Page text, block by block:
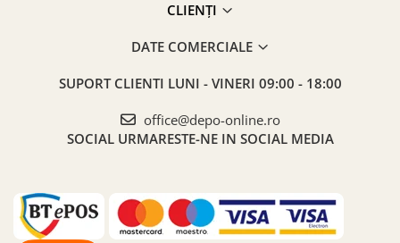
CLIENȚI
DATE COMERCIALE
SUPORT CLIENTI LUNI - VINERI 09:00 - 18:00
office@depo-online.ro
SOCIAL URMARESTE-NE IN SOCIAL MEDIA